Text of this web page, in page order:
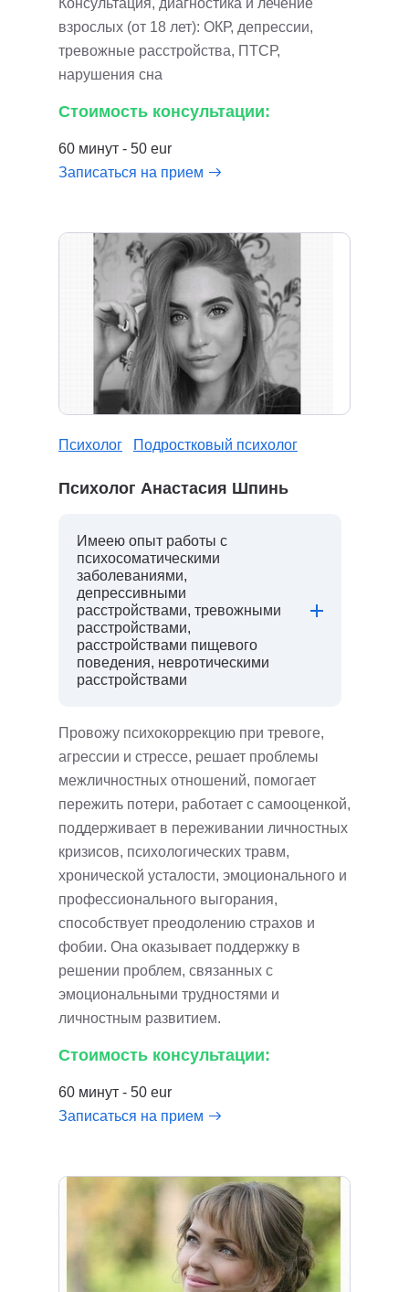
Консультация, диагностика и лечение
взрослых (от 18 лет): ОКР, депрессии,
тревожные расстройства, ПТСР,
нарушения сна
Стоимость консультации:
60 минут - 50 eur
Записаться на прием
Психолог Подростковый психолог
Психолог Анастасия Шпинь
Имеею опыт работы с
психосоматическими
заболеваниями,
депрессивными
расстройствами, тревожными
расстройствами,
расстройствами пищевого
поведения, невротическими
расстройствами
Провожу психокоррекцию при тревоге,
агрессии и стрессе, решает проблемы
межличностных отношений, помогает
пережить потери, работает с самооценкой,
поддерживает в переживании личностных
кризисов, психологических травм,
хронической усталости, эмоционального и
профессионального выгорания,
способствует преодолению страхов и
фобии. Она оказывает поддержку в
решении проблем, связанных с
эмоциональными трудностями и
личностным развитием.
Стоимость консультации:
60 минут - 50 eur
Записаться на прием